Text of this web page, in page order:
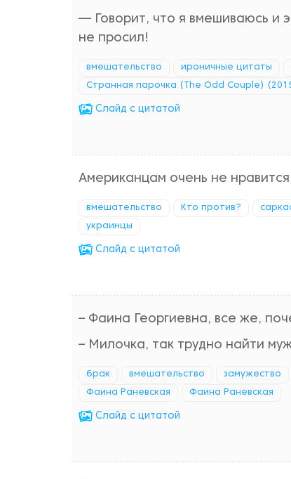
— Говорит, что я вмешиваюсь и
не просил!
вмешательство ироничные цитаты
Странная парочка (The Odd Couple)
Cлайд с цитатой
Американцам очень не
вмешательство Кто против?
украинцы
Cлайд с цитатой
– Фаина Георгиевна, все же,
– Милочка, так трудно найти
брак вмешательство замужество
Фаина Раневская Фаина Раневская
Cлайд с цитатой